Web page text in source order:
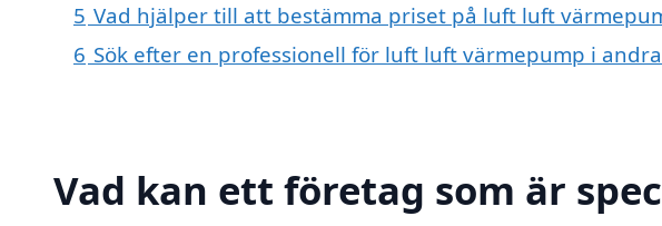
5 Vad hjälper till att bestämma priset på luft luft
6 Sök efter en professionell för luft luft värmepump i
Vad kan ett företag som är